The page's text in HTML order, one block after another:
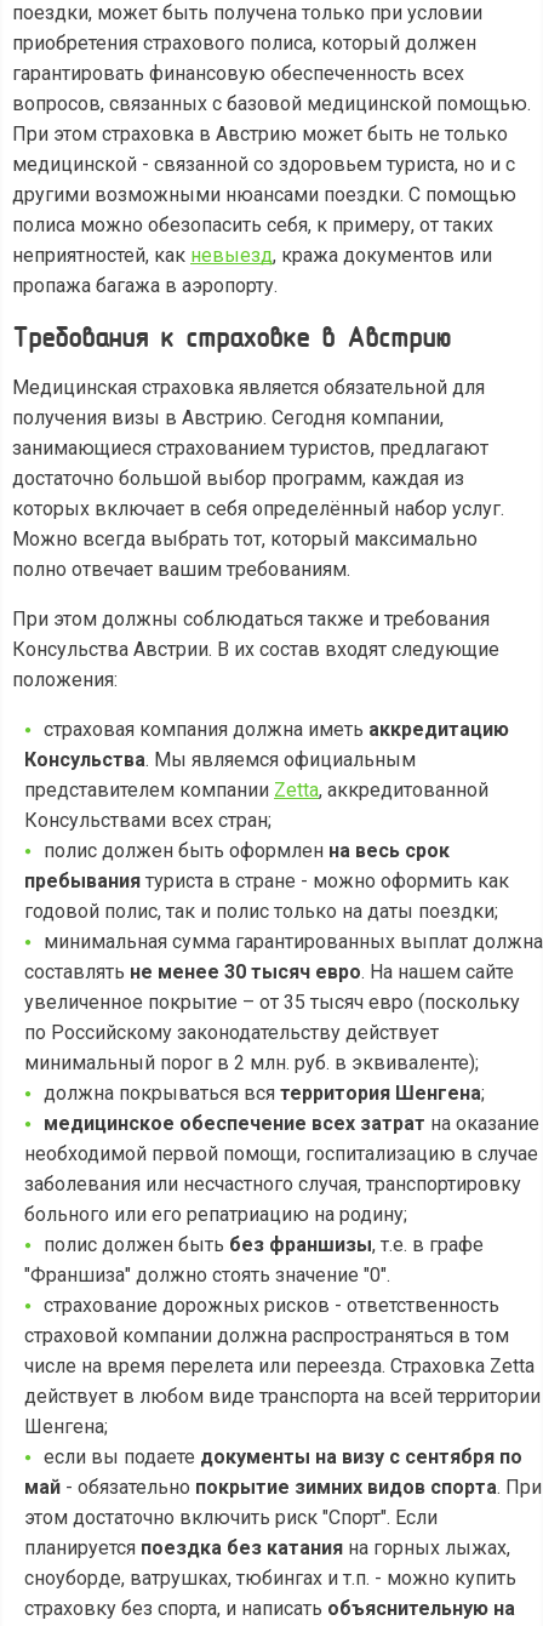
поездки, может быть получена только при условии
приобретения страхового полиса, который должен
гарантировать финансовую обеспеченность всех
вопросов, связанных с базовой медицинской помощью.
При этом страховка в Австрию может быть не только
медицинской - связанной со здоровьем туриста, но и с
другими возможными нюансами поездки. С помощью
полиса можно обезопасить себя, к примеру, от таких
неприятностей, как невыезд, кража документов или
пропажа багажа в аэропорту.
Требования к страховке в Австрию
Медицинская страховка является обязательной для
получения визы в Австрию. Сегодня компании,
занимающиеся страхованием туристов, предлагают
достаточно большой выбор программ, каждая из
которых включает в себя определённый набор услуг.
Можно всегда выбрать тот, который максимально
полно отвечает вашим требованиям.
При этом должны соблюдаться также и требования
Консульства Австрии. В их состав входят следующие
положения:
страховая компания должна иметь аккредитацию
Консульства. Мы являемся официальным
представителем компании Zetta, аккредитованной
Консульствами всех стран;
полис должен быть оформлен на весь срок
пребывания туриста в стране - можно оформить как
годовой полис, так и полис только на даты поездки;
минимальная сумма гарантированных выплат должна
составлять не менее 30 тысяч евро. На нашем сайте
увеличенное покрытие – от 35 тысяч евро (поскольку
по Российскому законодательству действует
минимальный порог в 2 млн. руб. в эквиваленте);
должна покрываться вся территория Шенгена;
медицинское обеспечение всех затрат на оказание
необходимой первой помощи, госпитализацию в случае
заболевания или несчастного случая, транспортировку
больного или его репатриацию на родину;
полис должен быть без франшизы, т.е. в графе
"Франшиза" должно стоять значение "0".
страхование дорожных рисков - ответственность
страховой компании должна распространяться в том
числе на время перелета или переезда. Страховка Zetta
действует в любом виде транспорта на всей территории
Шенгена;
если вы подаете документы на визу с сентября по
май - обязательно покрытие зимних видов спорта. При
этом достаточно включить риск "Спорт". Если
планируется поездка без катания на горных лыжах,
сноуборде, ватрушках, тюбингах и т.п. - можно купить
страховку без спорта, и написать объяснительную на